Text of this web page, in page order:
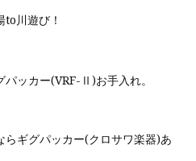
to川遊び！
パッカー(VRF-Ⅱ)お手入れ。
らギグパッカー(クロサワ楽器)あ